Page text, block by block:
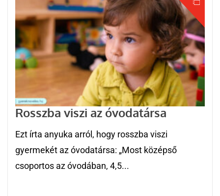
Rosszba viszi az óvodatársa
Ezt írta anyuka arról, hogy rosszba viszi
gyermekét az óvodatársa: „Most középső
csoportos az óvodában, 4,5...